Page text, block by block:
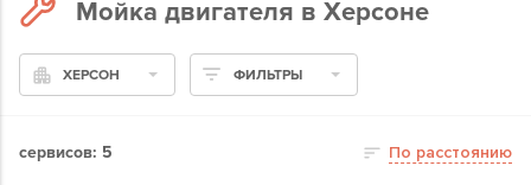
Мойка двигателя в Херсоне
ХЕРСОН ФИЛЬТРЫ
сервисов: 5 По расстоянию